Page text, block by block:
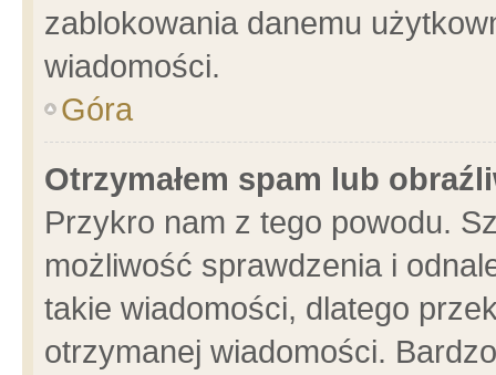
zablokowania danemu
wiadomości.
Góra
Otrzymałem spam lub
Przykro nam z tego powodu.
możliwość sprawdzenia i
takie wiadomości, dlatego
otrzymanej wiadomości.